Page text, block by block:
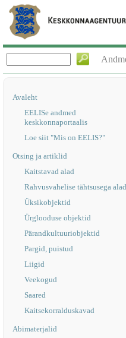
Avaleht
EELISe andmed
keskkonnaportaalis
Loe siit "Mis on EELIS?"
Otsing ja artiklid
Kaitstavad alad
Rahvusvahelise tähtsusega alad
Üksikobjektid
Ürglooduse objektid
Pärandkultuuriobjektid
Pargid, puistud
Liigid
Veekogud
Saared
Kaitsekorralduskavad
Abimaterjalid